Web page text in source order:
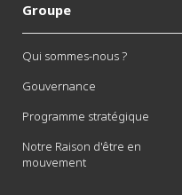
Groupe
Qui sommes-nous ?
Gouvernance
Programme stratégique
Notre Raison d'être en
mouvement